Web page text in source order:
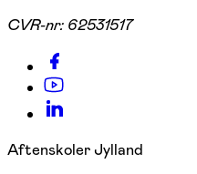
CVR-nr: 62531517
Aftenskoler Jylland